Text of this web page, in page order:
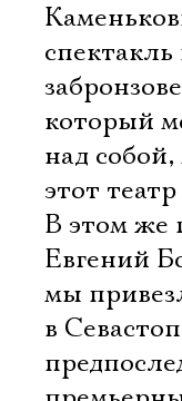
который
над
этот
В этом же
Евгений
мы
в